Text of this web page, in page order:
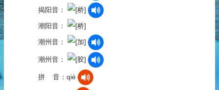
揭阳音：
潮阳音：
潮州音：
潮州音：
拼 音：qié